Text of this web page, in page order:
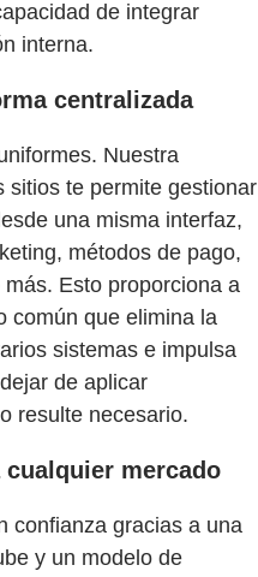
de integrar
interna.
centralizada
Nuestra
sitios te permite gestionar
una misma interfaz,
métodos de pago,
Esto proporciona a
común que elimina la
sistemas e impulsa
de aplicar
resulte necesario.
mercado
confianza gracias a una
y un modelo de